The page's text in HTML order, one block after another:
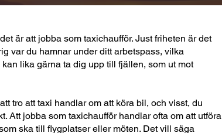
är att jobba som taxichaufför. Just friheten är det
var du hamnar under ditt arbetspass, vilka
lika gärna ta dig upp till fjällen, som ut mot
tro att taxi handlar om att köra bil, och visst, du
Att jobba som taxichaufför handlar ofta om att utföra
ska till flygplatser eller möten. Det vill säga